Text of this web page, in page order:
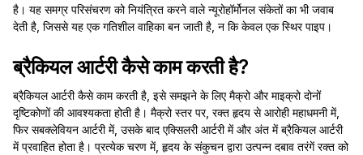
है। यह समग्र परिसंचरण को नियंत्रित करने वाले न्यूरोहॉर्मोनल संकेतों का भी जवाब
देती है, जिससे यह एक गतिशील वाहिका बन जाती है, न कि केवल एक स्थिर पाइप।
ब्रैकियल आर्टरी कैसे काम करती है?
ब्रैकियल आर्टरी कैसे काम करती है, इसे समझने के लिए मैक्रो और माइक्रो दोनों
दृष्टिकोणों की आवश्यकता होती है। मैक्रो स्तर पर, रक्त हृदय से आरोही महाधमनी में,
फिर सबक्लेवियन आर्टरी में, उसके बाद एक्सिलरी आर्टरी में और अंत में ब्रैकियल आर्टरी
में प्रवाहित होता है। प्रत्येक चरण में, हृदय के संकुचन द्वारा उत्पन्न दबाव तरंगें रक्त को